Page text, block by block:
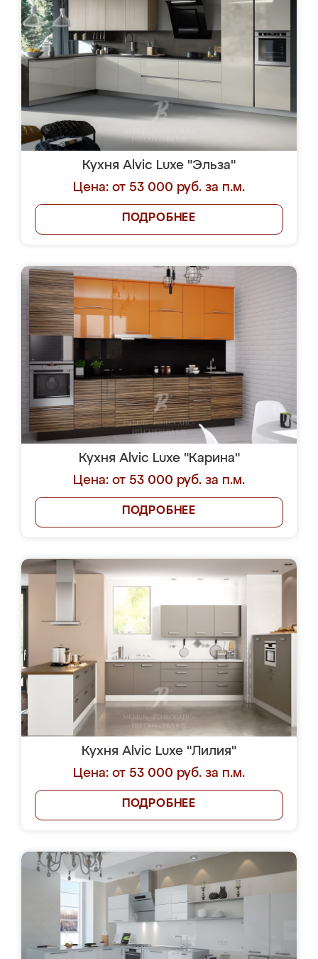
Кухня Alvic Luxe "Эльза"
Цена: от 53 000 руб. за п.м.
ПОДРОБНЕЕ
Кухня Alvic Luxe "Карина"
Цена: от 53 000 руб. за п.м.
ПОДРОБНЕЕ
Кухня Alvic Luxe "Лилия"
Цена: от 53 000 руб. за п.м.
ПОДРОБНЕЕ